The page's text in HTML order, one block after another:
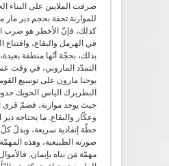
صرفت الملايين على البناء
للموارنة تحفة بحجم دير
كذلك، فإنّ الأخطر هو ضرب
في الهرمل والبقاع، واقتناع
بذلك، بحجّة أنّها منطقة
التمدّد الماروني، في وقت
يوحنا مارون على توسيع
البطريرك الياس الحويك
حيث يوجد موارنة، فضمّ قرى
وعكّار والبقاع. ما يحتاجه
خطّة إنقاذية سريعة، وبذلُ
صورته الطبيعية، وهذه
مهمّة مَن بناه بإيمان.